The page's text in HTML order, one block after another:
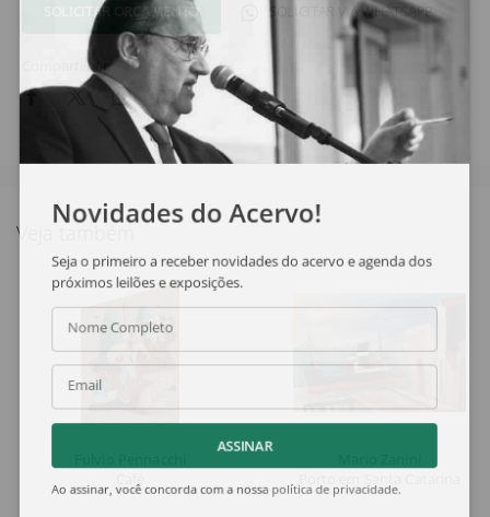
SOLICITAR ORÇAMENTO SOLICITAR VIA WHATSAPP
Compartilhar
Veja também
Novidades do Acervo!
Seja o primeiro a receber novidades do acervo e agenda dos
próximos leilões e exposições.
Nome Completo
Email
ASSINAR
Ao assinar, você concorda com a nossapolítica de privacidade